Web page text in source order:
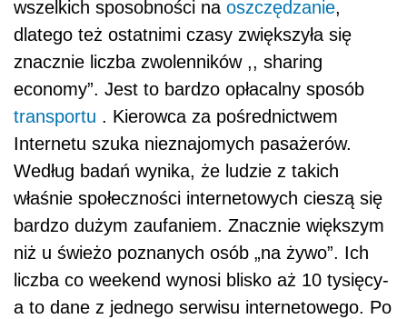
wszelkich sposobności na oszczędzanie,
dlatego też ostatnimi czasy zwiększyła się
znacznie liczba zwolenników ,, sharing
economy”. Jest to bardzo opłacalny sposób
transportu . Kierowca za pośrednictwem
Internetu szuka nieznajomych pasażerów.
Według badań wynika, że ludzie z takich
właśnie społeczności internetowych cieszą się
bardzo dużym zaufaniem. Znacznie większym
niż u świeżo poznanych osób „na żywo”. Ich
liczba co weekend wynosi blisko aż 10 tysięcy-
a to dane z jednego serwisu internetowego. Po